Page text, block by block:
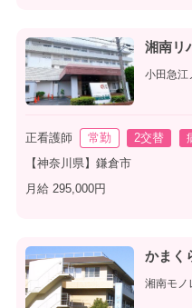
湘南リ
小田急
正看護師 常勤 2交替
【神奈川県】鎌倉市
月給 295,000円
かまく
湘南モ